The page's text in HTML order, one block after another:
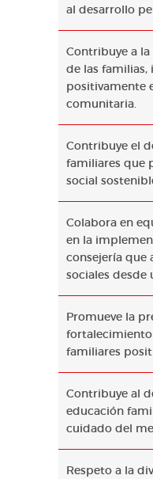
al desarrollo
Contribuye a
de las
positivamente
comunitaria.
Contribuye el
familiares que
social
Colabora en
en la
consejería que
sociales desde
Promueve la
familiares
Contribuye al
educación
cuidado del
Respeto a la